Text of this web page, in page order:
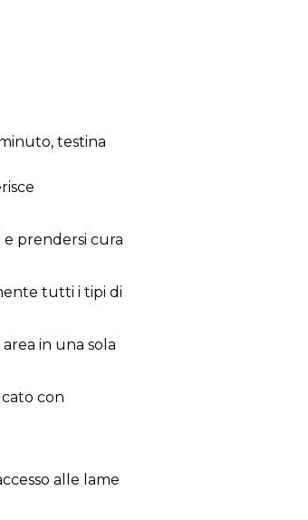
testina
prendersi cura
tutti i tipi di
in una sola
con
alle lame